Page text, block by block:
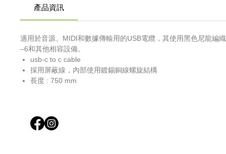
產品資訊
適用於音源、MIDI和數據傳輸用的USB電纜，其使用黑色尼龍編
–6和其他相容設備。
usb-c to c cable
採用屏蔽線，內部使用鍍錫銅線螺旋結構
長度 : 750 mm